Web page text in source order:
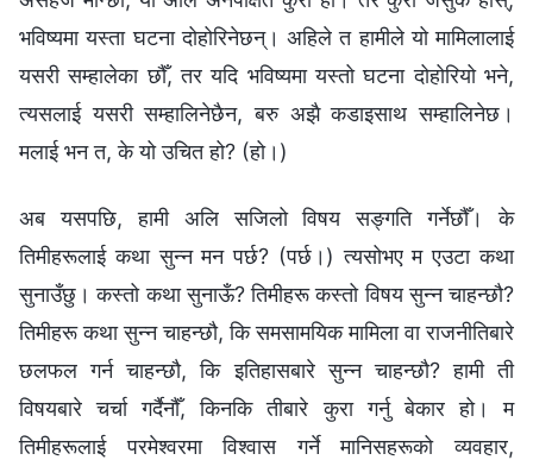
भविष्यमा यस्ता घटना दोहोरिनेछन्। अहिले त हामीले यो मामिलालाई
यसरी सम्हालेका छौँ, तर यदि भविष्यमा यस्तो घटना दोहोरियो भने,
त्यसलाई यसरी सम्हालिनेछैन, बरु अझै कडाइसाथ सम्हालिनेछ।
मलाई भन त, के यो उचित हो? (हो।)
अब यसपछि, हामी अलि सजिलो विषय सङ्गति गर्नेछौँ। के
तिमीहरूलाई कथा सुन्न मन पर्छ? (पर्छ।) त्यसोभए म एउटा कथा
सुनाउँछु। कस्तो कथा सुनाऊँ? तिमीहरू कस्तो विषय सुन्न चाहन्छौ?
तिमीहरू कथा सुन्न चाहन्छौ, कि समसामयिक मामिला वा राजनीतिबारे
छलफल गर्न चाहन्छौ, कि इतिहासबारे सुन्न चाहन्छौ? हामी ती
विषयबारे चर्चा गर्दैनौँ, किनकि तीबारे कुरा गर्नु बेकार हो। म
तिमीहरूलाई परमेश्‍वरमा विश्‍वास गर्ने मानिसहरूको व्यवहार,